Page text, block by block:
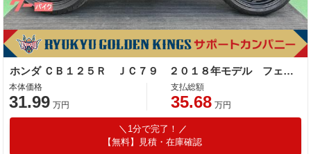
ホンダ ＣＢ１２５Ｒ ＪＣ７９ ２０１８年モデル フェンダーレス
本体価格
31.99 万円
支払総額
35.68 万円
1分で完了！
【無料】見積・在庫確認